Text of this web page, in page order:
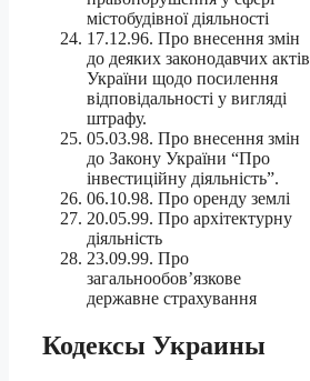
містобудівної діяльності
17.12.96. Про внесення змiн
до деяких законодавчих актiв
України щодо посилення
вiдповiдальностi у виглядi
штрафу.
05.03.98. Про внесення змiн
до Закону України “Про
iнвестицiйну дiяльнiсть”.
06.10.98. Про оренду землі
20.05.99. Про архітектурну
діяльність
23.09.99. Про
загальнообов’язкове
державне страхування
Кодексы Украины